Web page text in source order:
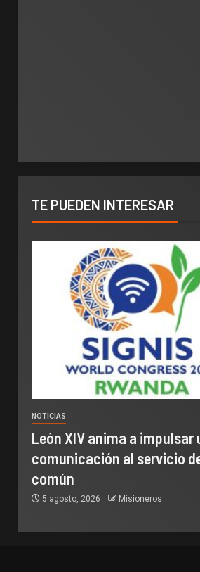
TE PUEDEN INTERESAR
NOTICIAS
León XIV anima a impulsar
comunicación al servicio
común
5 agosto, 2026 Misioneros